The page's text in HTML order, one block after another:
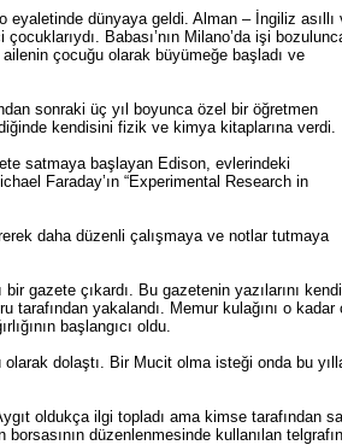
eyaletinde dünyaya geldi. Alman – İngiliz asıllı
Babası’nın Milano’da işi
çocuğu olarak büyümeğe başladı ve
sonraki üç yıl boyunca özel bir öğretmen
kendisini fizik ve kimya kitaplarına verdi.
satmaya başlayan Edison, evlerindeki
Faraday’ın “Experimental Research in
daha düzenli çalışmaya ve notlar tutmaya
gazete çıkardı. Bu gazetenin yazılarını
yakalandı. Memur kulağını o kadar
başlangıcı oldu.
olarak dolaştı. Bir Mucit olma isteği onda bu
oldukça ilgi topladı ama kimse tarafından
düzenlenmesinde kullanılan telgrafın